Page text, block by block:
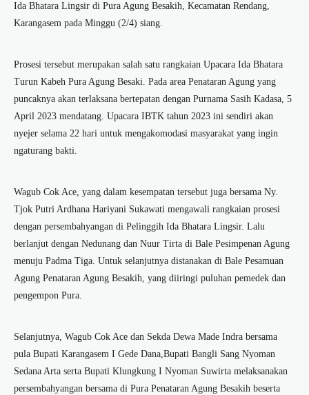
Ida Bhatara Lingsir di Pura Agung Besakih, Kecamatan Rendang,
Karangasem pada Minggu (2/4) siang.
Prosesi tersebut merupakan salah satu rangkaian Upacara Ida Bhatara
Turun Kabeh Pura Agung Besaki. Pada area Penataran Agung yang
puncaknya akan terlaksana bertepatan dengan Purnama Sasih Kadasa, 5
April 2023 mendatang. Upacara IBTK tahun 2023 ini sendiri akan
nyejer selama 22 hari untuk mengakomodasi masyarakat yang ingin
ngaturang bakti.
Wagub Cok Ace, yang dalam kesempatan tersebut juga bersama Ny.
Tjok Putri Ardhana Hariyani Sukawati mengawali rangkaian prosesi
dengan persembahyangan di Pelinggih Ida Bhatara Lingsir. Lalu
berlanjut dengan Nedunang dan Nuur Tirta di Bale Pesimpenan Agung
menuju Padma Tiga. Untuk selanjutnya distanakan di Bale Pesamuan
Agung Penataran Agung Besakih, yang diiringi puluhan pemedek dan
pengempon Pura.
Selanjutnya, Wagub Cok Ace dan Sekda Dewa Made Indra bersama
pula Bupati Karangasem I Gede Dana,Bupati Bangli Sang Nyoman
Sedana Arta serta Bupati Klungkung I Nyoman Suwirta melaksanakan
persembahyangan bersama di Pura Penataran Agung Besakih beserta